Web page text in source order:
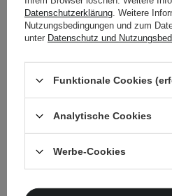
Datenschutzerklärung . Weitere
Nutzungsbedingungen und zum
unter Datenschutz und
Funktionale Cookies
Analytische Cookies
Werbe-Cookies